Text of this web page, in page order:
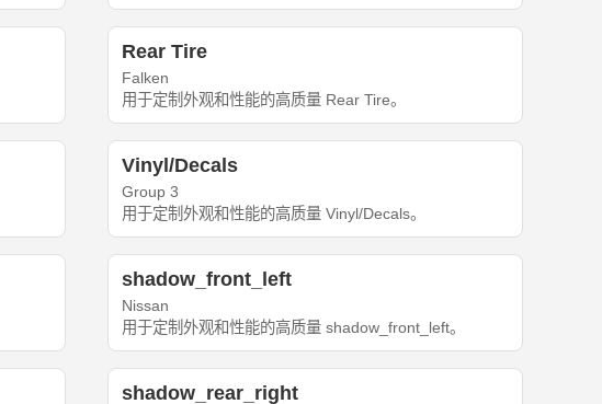
Rear Tire
Falken
用于定制外观和性能的高质量 Rear Tire。
Vinyl/Decals
Group 3
用于定制外观和性能的高质量 Vinyl/Decals。
shadow_front_left
Nissan
用于定制外观和性能的高质量 shadow_front_left。
shadow_rear_right